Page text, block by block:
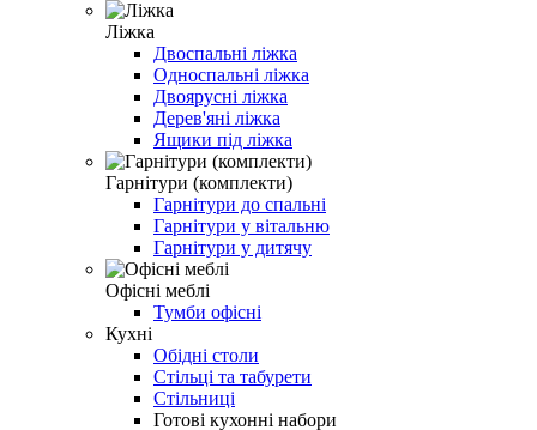
Ліжка
Двоспальні ліжка
Односпальні ліжка
Двоярусні ліжка
Дерев'яні ліжка
Ящики під ліжка
Гарнітури (комплекти)
Гарнітури до спальні
Гарнітури у вітальню
Гарнітури у дитячу
Офісні меблі
Тумби офісні
Кухні
Обідні столи
Стільці та табурети
Стільниці
Готові кухонні набори